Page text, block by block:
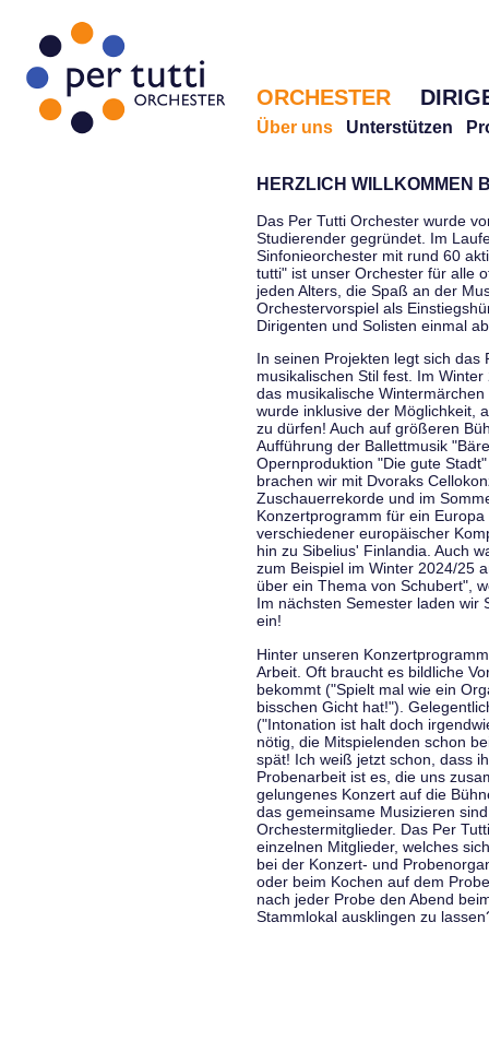
ORCHESTER
Über uns Unterstützen
HERZLICH WILLKOMMEN
Das Per Tutti Orchester wurde
Studierender gegründet. Im
Sinfonieorchester mit rund 60
tutti" ist unser Orchester für alle
jeden Alters, die Spaß an der
Orchestervorspiel als
Dirigenten und Solisten einmal
In seinen Projekten legt sich das
musikalischen Stil fest. Im
das musikalische
wurde inklusive der Möglichkeit,
zu dürfen! Auch auf größeren
Aufführung der Ballettmusik
Opernproduktion "Die gute
brachen wir mit Dvoraks
Zuschauerrekorde und im
Konzertprogramm für ein
verschiedener europäischer
hin zu Sibelius' Finlandia. Auch
zum Beispiel im Winter 2024/25
über ein Thema von Schubert",
Im nächsten Semester laden wir
ein!
Hinter unseren
Arbeit. Oft braucht es bildliche
bekommt ("Spielt mal wie ein
bisschen Gicht hat!").
("Intonation ist halt doch
nötig, die Mitspielenden schon
spät! Ich weiß jetzt schon, dass
Probenarbeit ist es, die uns
gelungenes Konzert auf die
das gemeinsame Musizieren
Orchestermitglieder. Das Per
einzelnen Mitglieder, welches
bei der Konzert- und
oder beim Kochen auf dem
nach jeder Probe den Abend
Stammlokal ausklingen zu